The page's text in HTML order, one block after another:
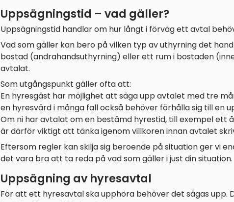
Uppsägningstid – vad gäller?
Uppsägningstid handlar om hur långt i förväg ett avtal
Vad som gäller kan bero på vilken typ av uthyrning det
bostad (andrahandsuthyrning) eller ett rum i bostaden
avtalat.
Som utgångspunkt gäller ofta att:
En hyresgäst har möjlighet att säga upp avtalet med tre
en hyresvärd i många fall också behöver förhålla sig till en
Om ni har avtalat om en bestämd hyrestid, till exempel ett
är därför viktigt att tänka igenom villkoren innan avtalet
Eftersom regler kan skilja sig beroende på situation ger vi
det vara bra att ta reda på vad som gäller i just din situation.
Uppsägning av hyresavtal
För att ett hyresavtal ska upphöra behöver det sägas